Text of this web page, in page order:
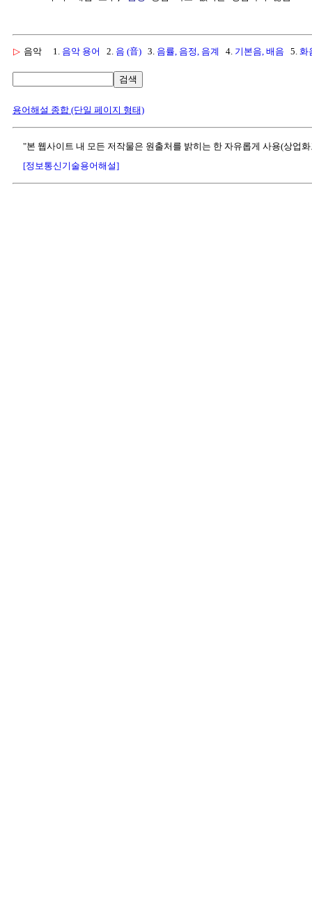
▷ 음악 1. 음악 용어 2. 음 (音) 3. 음률, 음정, 음계 4. 기본음, 배음 5. 화
검색
용어해설 종합 (단일 페이지 형태)
"본 웹사이트 내 모든 저작물은 원출처를 밝히는 한 자유롭게 사용(상업
[정보통신기술용어해설]